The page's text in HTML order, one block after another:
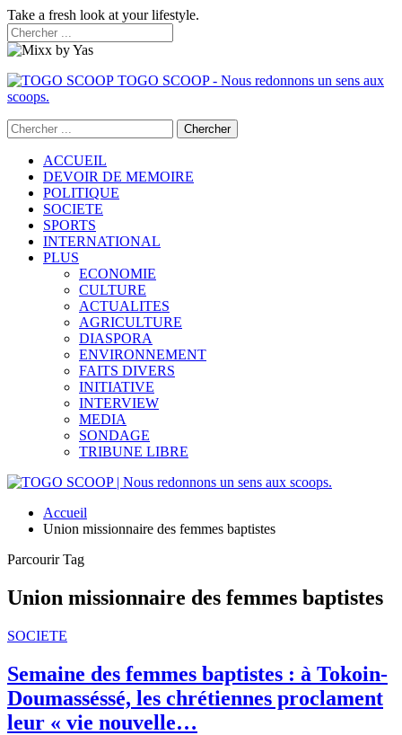
Take a fresh look at your lifestyle.
TOGO SCOOP - Nous redonnons un sens aux
scoops.
ACCUEIL
DEVOIR DE MEMOIRE
POLITIQUE
SOCIETE
SPORTS
INTERNATIONAL
PLUS
ECONOMIE
CULTURE
ACTUALITES
AGRICULTURE
DIASPORA
ENVIRONNEMENT
FAITS DIVERS
INITIATIVE
INTERVIEW
MEDIA
SONDAGE
TRIBUNE LIBRE
Accueil
Union missionnaire des femmes baptistes
Parcourir Tag
Union missionnaire des femmes baptistes
SOCIETE
Semaine des femmes baptistes : à Tokoin-
Doumasséssé, les chrétiennes proclament
leur « vie nouvelle…